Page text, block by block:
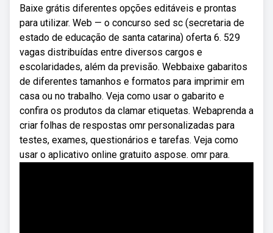
Baixe grátis diferentes opções editáveis e prontas
para utilizar. Web — o concurso sed sc (secretaria de
estado de educação de santa catarina) oferta 6. 529
vagas distribuídas entre diversos cargos e
escolaridades, além da previsão. Webbaixe gabaritos
de diferentes tamanhos e formatos para imprimir em
casa ou no trabalho. Veja como usar o gabarito e
confira os produtos da clamar etiquetas. Webaprenda a
criar folhas de respostas omr personalizadas para
testes, exames, questionários e tarefas. Veja como
usar o aplicativo online gratuito aspose. omr para.